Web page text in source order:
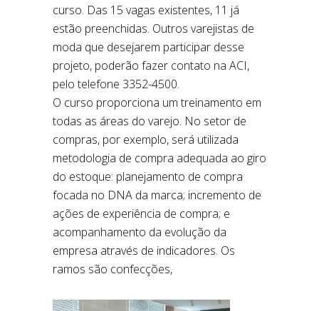
curso. Das 15 vagas existentes, 11 já
estão preenchidas. Outros varejistas de
moda que desejarem participar desse
projeto, poderão fazer contato na ACI,
pelo telefone 3352-4500.
O curso proporciona um treinamento em
todas as áreas do varejo. No setor de
compras, por exemplo, será utilizada
metodologia de compra adequada ao giro
do estoque: planejamento de compra
focada no DNA da marca; incremento de
ações de experiência de compra; e
acompanhamento da evolução da
empresa através de indicadores. Os
ramos são confecções,